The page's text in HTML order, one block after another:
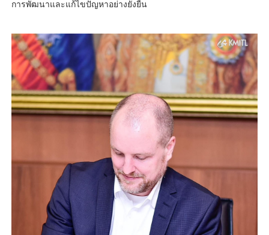
การพัฒนาและแก้ไขปัญหาอย่างยั่งยืน